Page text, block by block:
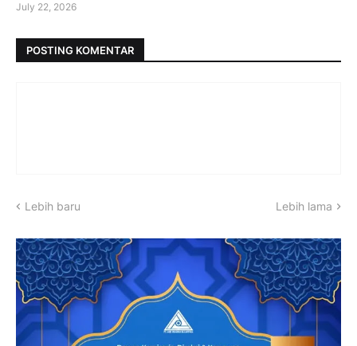
July 22, 2026
POSTING KOMENTAR
Lebih baru Lebih lama